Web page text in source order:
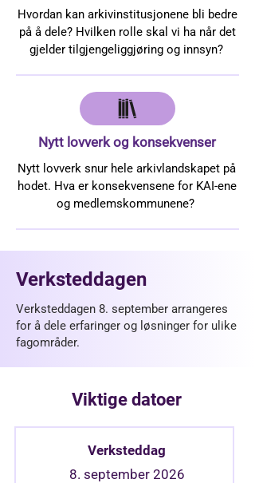
Hvordan kan arkivinstitusjonene bli bedre
på å dele? Hvilken rolle skal vi ha når det
gjelder tilgjengeliggjøring og innsyn?
Nytt lovverk og konsekvenser
Nytt lovverk snur hele arkivlandskapet på
hodet. Hva er konsekvensene for KAI-ene
og medlemskommunene?
Verksteddagen
​Verksteddagen 8. september arrangeres
for å dele erfaringer og løsninger for ulike
fagområder.
Viktige datoer
Verksteddag
8. september 2026